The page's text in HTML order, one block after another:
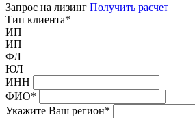
Запрос на лизинг Получить расчет
Тип клиента*
ИП
ИП
ФЛ
ЮЛ
ИНН
ФИО*
Укажите Ваш регион*